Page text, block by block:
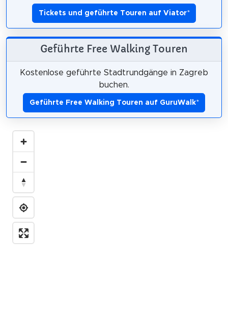
Tickets und geführte Touren auf Viator*
Geführte Free Walking Touren
Kostenlose geführte Stadtrundgänge in Zagreb
buchen.
Geführte Free Walking Touren auf GuruWalk*